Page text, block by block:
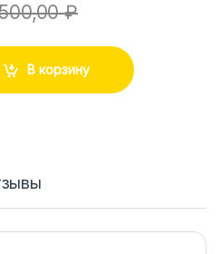
₽
В корзину